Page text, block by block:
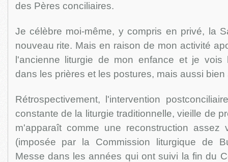
des Pères conciliaires.
Je célèbre moi-même, y compris en privé, la
nouveau rite. Mais en raison de mon activité
l'ancienne liturgie de mon enfance et je vois
dans les prières et les postures, mais aussi
Rétrospectivement, l'intervention
constante de la liturgie traditionnelle, vieille de
m'apparaît comme une reconstruction assez
(imposée par la Commission liturgique de
Messe dans les années qui ont suivi la fin du